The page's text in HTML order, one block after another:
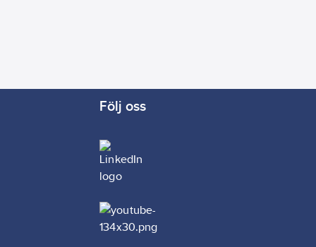
Följ oss